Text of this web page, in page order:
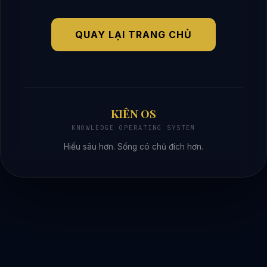
QUAY LẠI TRANG CHỦ
KIÊN OS
KNOWLEDGE OPERATING SYSTEM
Hiểu sâu hơn. Sống có chủ đích hơn.